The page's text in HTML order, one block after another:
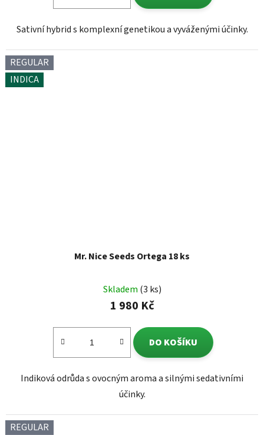
Sativní hybrid s komplexní genetikou a vyváženými účinky.
REGULAR
INDICA
Mr. Nice Seeds Ortega 18 ks
Skladem (3 ks)
1 980 Kč
DO KOŠÍKU
Indiková odrůda s ovocným aroma a silnými sedativními
účinky.
REGULAR